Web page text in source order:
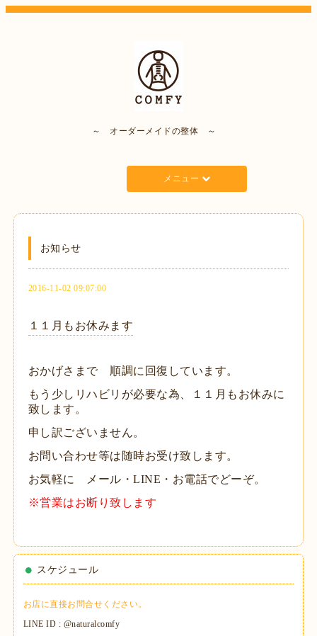
～ オーダーメイドの整体 ～
メニュー
お知らせ
2016-11-02 09:07:00
１１月もお休みます
おかげさまで 順調に回復しています。
もう少しリハビリが必要な為、１１月もお休みに
致します。
申し訳ございません。
お問い合わせ等は随時お受け致します。
お気軽に メール・LINE・お電話でどーぞ。
※営業はお断り致します
スケジュール
お店に直接お問合せください。
LINE ID : @naturalcomfy